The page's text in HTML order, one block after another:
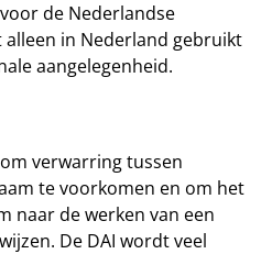
de Nederlandse
in Nederland gebruikt
aangelegenheid.
verwarring tussen
te voorkomen en om het
naar de werken van een
De DAI wordt veel